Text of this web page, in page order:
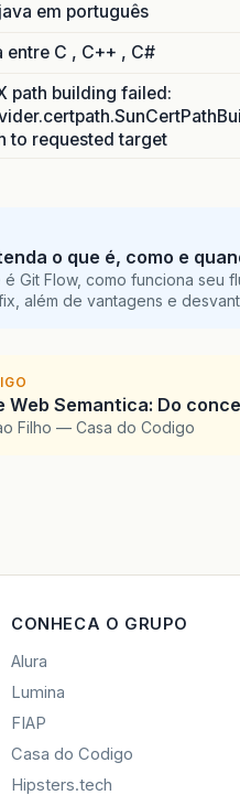
em português
entre C , C++ , C#
path building failed:
to requested target
o que é, como e
Git Flow, como funciona seu
além de vantagens e
Web Semantica: Do
Filho — Casa do Codigo
CONHECA O GRUPO
Alura
Lumina
FIAP
Casa do Codigo
Hipsters.tech